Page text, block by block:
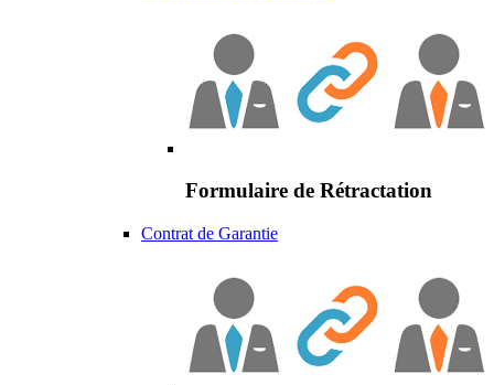
Formulaire de Rétractation
Contrat de Garantie